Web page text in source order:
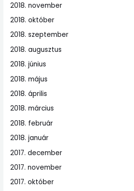
2018. november
2018. október
2018. szeptember
2018. augusztus
2018. június
2018. május
2018. április
2018. március
2018. február
2018. január
2017. december
2017. november
2017. október